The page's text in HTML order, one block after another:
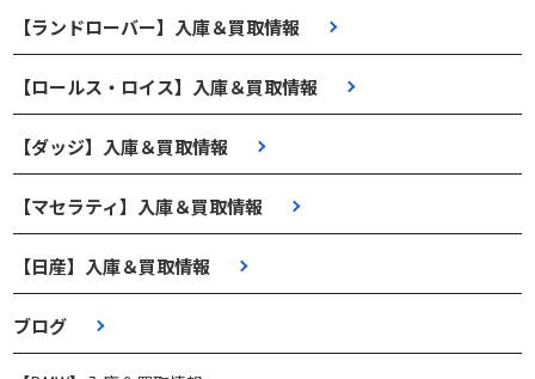
【ランドローバー】入庫＆買取情報
【ロールス・ロイス】入庫＆買取情報
【ダッジ】入庫＆買取情報
【マセラティ】入庫＆買取情報
【日産】入庫＆買取情報
ブログ